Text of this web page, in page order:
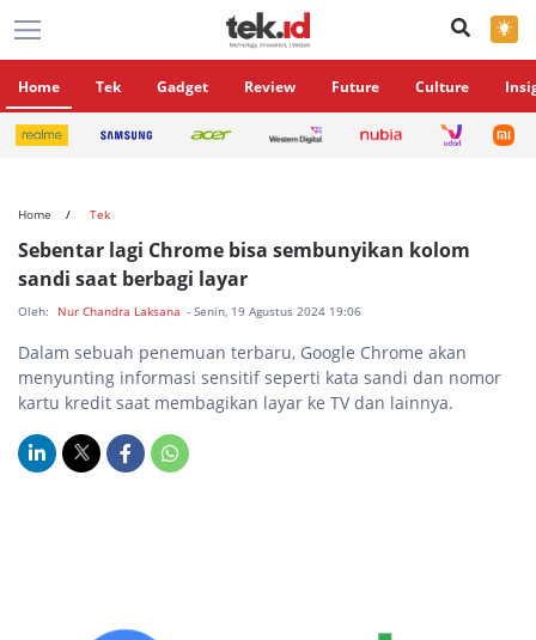
×
Home Tek Gadget Review Future Culture
Home Tek
Sebentar lagi Chrome bisa sembunyikan kolom
sandi saat berbagi layar
Oleh: Nur Chandra Laksana - Senin, 19 Agustus 2024 19:06
Dalam sebuah penemuan terbaru, Google Chrome akan
menyunting informasi sensitif seperti kata sandi dan nomor
kartu kredit saat membagikan layar ke TV dan lainnya.